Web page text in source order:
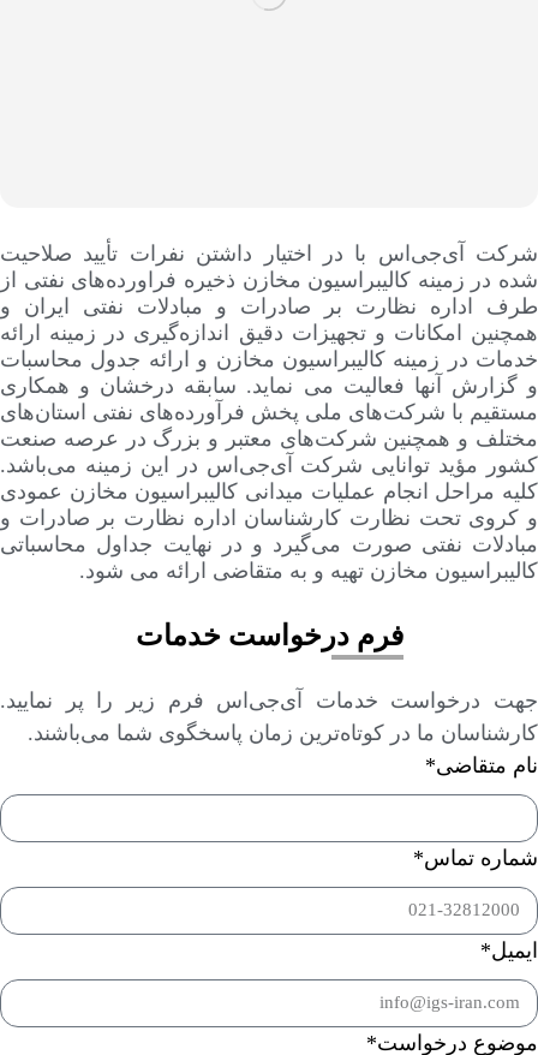
شرکت آی‌جی‌اس با در اختیار داشتن نفرات تأیید صلاحیت
شده در زمینه کالیبراسیون مخازن ذخیره فراورده‌های نفتی از
طرف اداره نظارت بر صادرات و مبادلات نفتی ایران و
همچنین امکانات و تجهیزات دقیق اندازه‌گیری در زمینه ارائه
خدمات در زمینه کالیبراسیون مخازن و ارائه جدول محاسبات
و گزارش آنها فعالیت می نماید. سابقه درخشان و همکاری
مستقیم با شرکت‌های ملی پخش فرآورده‌های نفتی استان‌های
مختلف و همچنین شرکت‌های معتبر و بزرگ در عرصه صنعت
کشور مؤید توانایی شرکت آی‌جی‌اس در این زمینه می‌باشد.
کلیه مراحل انجام عملیات میدانی کالیبراسیون مخازن عمودی
و کروی تحت نظارت کارشناسان اداره نظارت بر صادرات و
مبادلات نفتی صورت می‌گیرد و در نهایت جداول محاسباتی
کالیبراسیون مخازن تهیه و به متقاضی ارائه می شود.
فرم درخواست خدمات
جهت درخواست خدمات آی‌جی‌اس فرم زیر را پر نمایید.
کارشناسان ما در کوتاه‌ترین زمان پاسخگوی شما می‌باشند.
نام متقاضی*
شماره تماس*
ایمیل*
موضوع درخواست*